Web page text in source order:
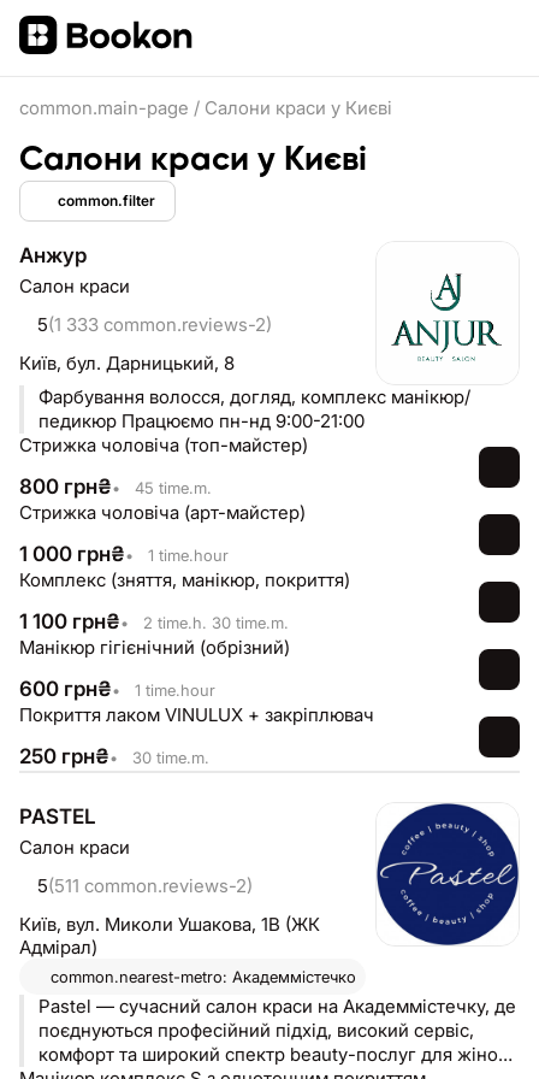
common.main-page / Салони краси у Києві
Салони краси у Києві
common.filter
Анжур
Салон краси
5(1 333 common.reviews-2)
Київ, бул. Дарницький, 8
Фарбування волосся, догляд, комплекс манікюр/
педикюр Працюємо пн-нд 9:00-21:00
Стрижка чоловіча (топ-майстер)
800 грн₴• 45 time.m.
Стрижка чоловіча (арт-майстер)
1 000 грн₴• 1 time.hour
Комплекс (зняття, манікюр, покриття)
1 100 грн₴• 2 time.h. 30 time.m.
Манікюр гігієнічний (обрізний)
600 грн₴• 1 time.hour
Покриття лаком VINULUX + закріплювач
250 грн₴• 30 time.m.
PASTEL
Салон краси
5(511 common.reviews-2)
Київ, вул. Миколи Ушакова, 1В (ЖК
Адмірал)
common.nearest-metro: Академмістечко
Pastel — сучасний салон краси на Академмістечку, де
поєднуються професійний підхід, високий сервіс,
комфорт та широкий спектр beauty-послуг для жінок і